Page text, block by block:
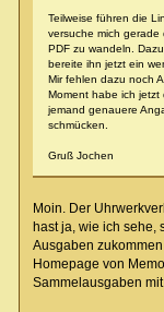
Teilweise führen die
versuche mich gerade
PDF zu wandeln.
bereite ihn jetzt ein
Mir fehlen dazu noch
Moment habe ich jetzt
jemand genauere
schmücken.
Gruß Jochen
Moin. Der
hast ja, wie ich sehe,
Ausgaben
Homepage von
Sammelausgaben